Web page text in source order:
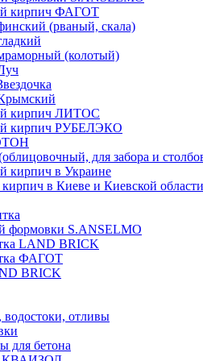
кирпич ФАГОТ
(рваный, скала)
(колотый)
кирпич ЛИТОС
кирпич РУБЕЛЭКО
для забора и
кирпич в Украине
в Киеве и Киевской области
формовки S.ANSELMO
LAND BRICK
ФАГОТ
BRICK
отливы
для бетона